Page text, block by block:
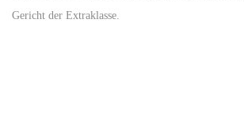
Gericht der Extraklasse.